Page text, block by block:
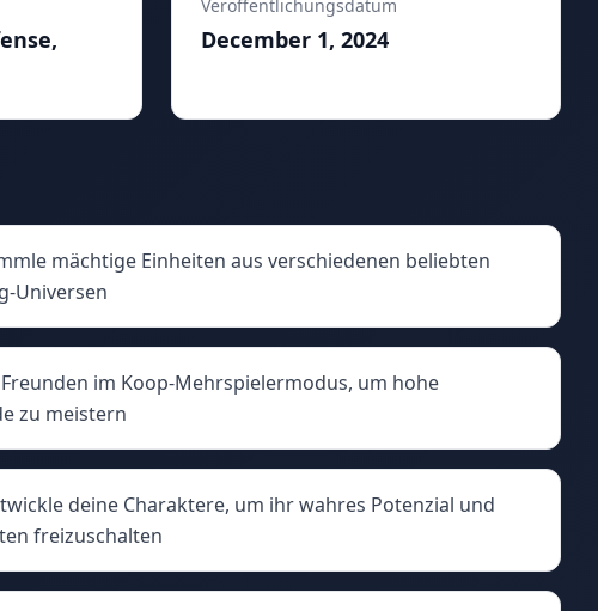
Veröffentlichungsdatum
December 1, 2024
mächtige Einheiten aus verschiedenen beliebten
Universen
im Koop-Mehrspielermodus, um hohe
zu meistern
deine Charaktere, um ihr wahres Potenzial und
freizuschalten